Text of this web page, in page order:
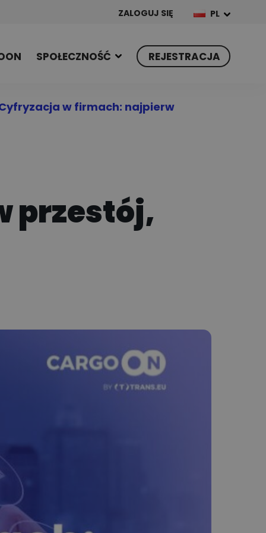
ZALOGUJ SIĘ PL
SPOŁECZNOŚĆ REJESTRACJA
w firmach: najpierw
przestój,